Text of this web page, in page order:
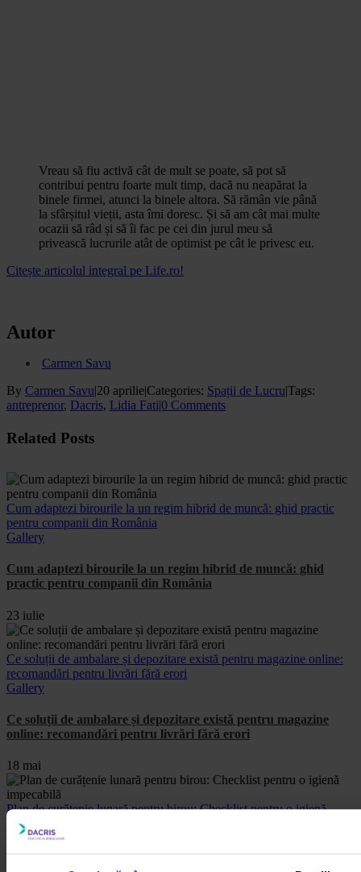
Vreau să fiu activă cât de mult se poate, să pot să
contribui pentru foarte mult timp, dacă nu neapărat la
binele firmei, atunci la binele altora. Să rămân vie până
la sfârșitul vieții, asta îmi doresc. Și să am cât mai multe
ocazii să râd și să îi fac pe cei din jurul meu să
privească lucrurile atât de optimist pe cât le privesc eu.
Citește articolul integral pe Life.ro!
Autor
Carmen Savu
By Carmen Savu|20 aprilie|Categories: Spații de Lucru|Tags:
antreprenor, Dacris, Lidia Fati|0 Comments
Facebook
X
WhatsApp
Email
Related Posts
Cum adaptezi birourile la un regim hibrid de muncă: ghid practic
pentru companii din România
Gallery
Cum adaptezi birourile la un regim hibrid de muncă: ghid
practic pentru companii din România
23 iulie
Ce soluții de ambalare și depozitare există pentru magazine online:
recomandări pentru livrări fără erori
Gallery
Ce soluții de ambalare și depozitare există pentru magazine
online: recomandări pentru livrări fără erori
18 mai
Plan de curățenie lunară pentru birou: Checklist pentru o igienă
impecabilă
Gallery